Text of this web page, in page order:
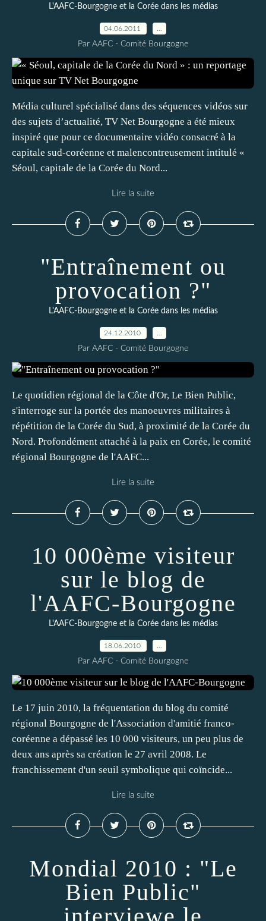
L'AAFC-Bourgogne et la Corée dans les médias
04.06.2011
Par AAFC - Comité Bourgogne
Média culturel spécialisé dans des séquences vidéos sur
des sujets d’actualité, TV Net Bourgogne a été mieux
inspiré que pour ce documentaire vidéo consacré à la
capitale sud-coréenne et malencontreusement intitulé «
Séoul, capitale de la Corée du Nord...
Lire la suite
"Entraînement ou
provocation ?"
L'AAFC-Bourgogne et la Corée dans les médias
24.12.2010
Par AAFC - Comité Bourgogne
Le quotidien régional de la Côte d'Or, Le Bien Public,
s'interroge sur la portée des manoeuvres militaires à
répétition de la Corée du Sud, à proximité de la Corée du
Nord. Profondément attaché à la paix en Corée, le comité
régional Bourgogne de l'AAFC...
Lire la suite
10 000ème visiteur
sur le blog de
l'AAFC-Bourgogne
L'AAFC-Bourgogne et la Corée dans les médias
18.06.2010
Par AAFC - Comité Bourgogne
Le 17 juin 2010, la fréquentation du blog du comité
régional Bourgogne de l'Association d'amitié franco-
coréenne a dépassé les 10 000 visiteurs, un peu plus de
deux ans après sa création le 27 avril 2008. Le
franchissement d'un seuil symbolique qui coïncide...
Lire la suite
Mondial 2010 : "Le
Bien Public"